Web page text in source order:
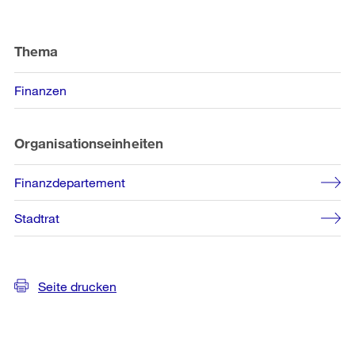
Informationen
Thema
Finanzen
Organisationseinheiten
Finanzdepartement
Stadtrat
Seite drucken